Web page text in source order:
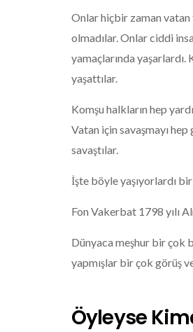
Onlar hiçbir zaman vatan
olmadılar. Onlar ciddi
yamaçlarında
yaşattılar.
Komşu halkların hep
Vatan için savaşmayı hep
savaştılar.
İşte böyle yaşıyorlardı
Fon Vakerbat 1798 yılı
Dünyaca meşhur bir çok
yapmışlar bir çok görüş
Öyleyse